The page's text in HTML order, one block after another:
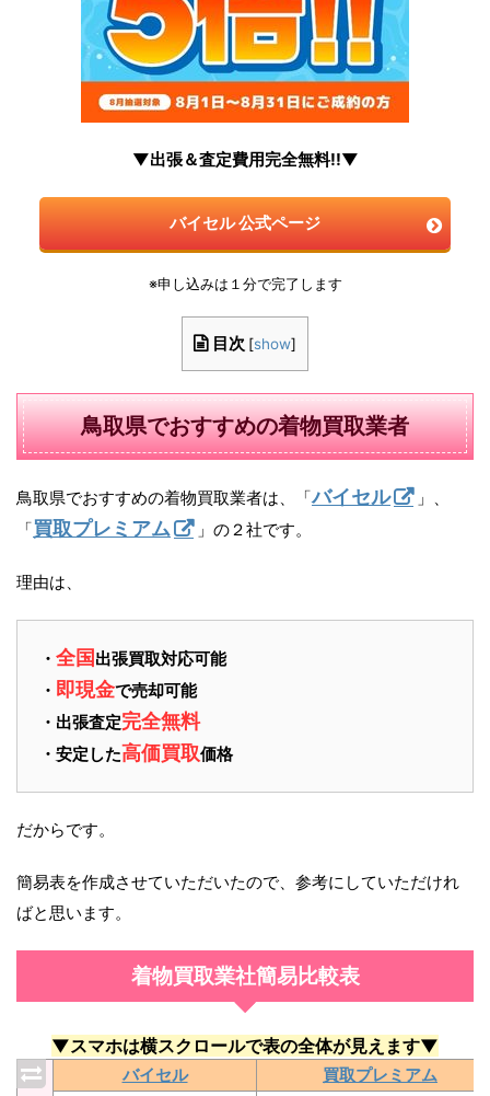
▼出張＆査定費用完全無料!!▼
バイセル 公式ページ
※申し込みは１分で完了します
目次 [show]
鳥取県でおすすめの着物買取業者
鳥取県でおすすめの着物買取業者は、「バイセル
」、
「買取プレミアム 」の２社です。
理由は、
・ 全国 出張買取対応可能
・ 即現金で売却可能
・出張査定完全無料
・安定した高価買取価格
だからです。
簡易表を作成させていただいたので、参考にしていただけれ
ばと思います。
着物買取業社簡易比較表
▼スマホは横スクロールで表の全体が見えます▼
バイセル 買取プレミアム